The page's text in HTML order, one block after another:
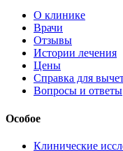
О клинике
Врачи
Отзывы
Истории лечения
Цены
Справка для
Вопросы и ответы
Особое
Клинические